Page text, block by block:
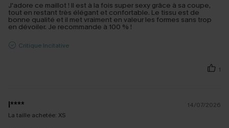
J'adore ce maillot ! Il est à la fois super sexy grâce à sa coupe,
tout en restant très élégant et confortable. Le tissu est de
bonne qualité et il met vraiment en valeur les formes sans trop
en dévoiler. Je recommande à 100 % !
Critique Incitative
1
l****
14/07/2026
La taille achetée: XS